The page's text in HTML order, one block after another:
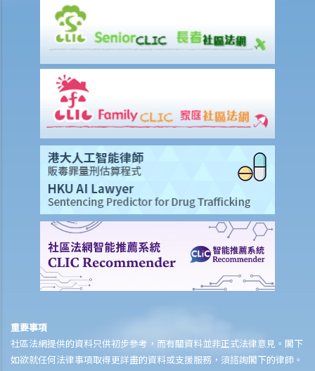
我在工作時因遇到意外而受傷及導致傷殘，我或我的家人可獲哪些賠
除上述的賠償外，我可否就工傷而獲得其他賠償（例如醫藥費）？
工傷或有關意外之報告
僱主向勞工處報告與工作有關的意外之時限是多久？
僱員可否向勞工處報告與工作有關的意外？
其他有關工傷的事項
如何安排支付工傷賠償？
若然我不能與僱主和平地解決工傷賠償問題，將案件呈交法院的時限是
若然我對條例所給予的補償感到不滿，或者我認為僱主忽略了應有的安
全措施，我可否進一步提出申索？
人壽保險
在處理索償時，保險公司會否接受中醫發出的醫療報告 / 醫生紙？
如果我的保單已經失效，但我重新繳交保費以嘗試令保單「復效」。我
重要事項
社區法網提供的資料只供初步參考，而有關資料並非正式法律意見。閣下
如欲就任何法律事項取得更詳盡的資料或支援服務，須諮詢閣下的律師。